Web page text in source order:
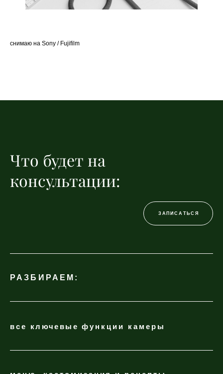
снимаю на Sony / Fujifilm
Что будет на
консультации:
ЗАПИСАТЬСЯ
РАЗБИРАЕМ:
все ключевые функции камеры